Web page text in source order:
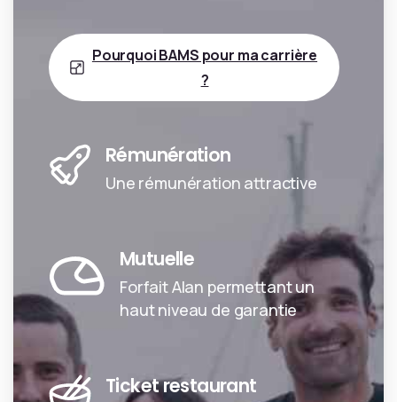
Pourquoi BAMS pour ma carrière
?
Rémunération
Une rémunération attractive
Mutuelle
Forfait Alan permettant un
haut niveau de garantie
Ticket restaurant